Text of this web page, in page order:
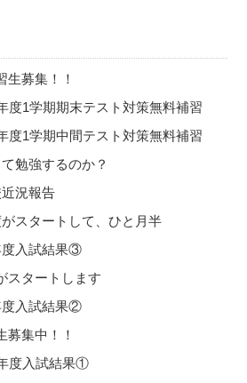
募集！！
1学期期末テスト対策無料補習
1学期中間テスト対策無料補習
勉強するのか？
況報告
スタートして、ひと月半
入試結果③
タートします
入試結果②
集中！！
度入試結果①